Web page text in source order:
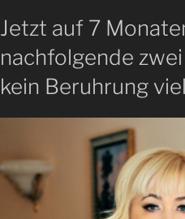
Jetzt auf 7
nachfolgende
kein Beruhrung